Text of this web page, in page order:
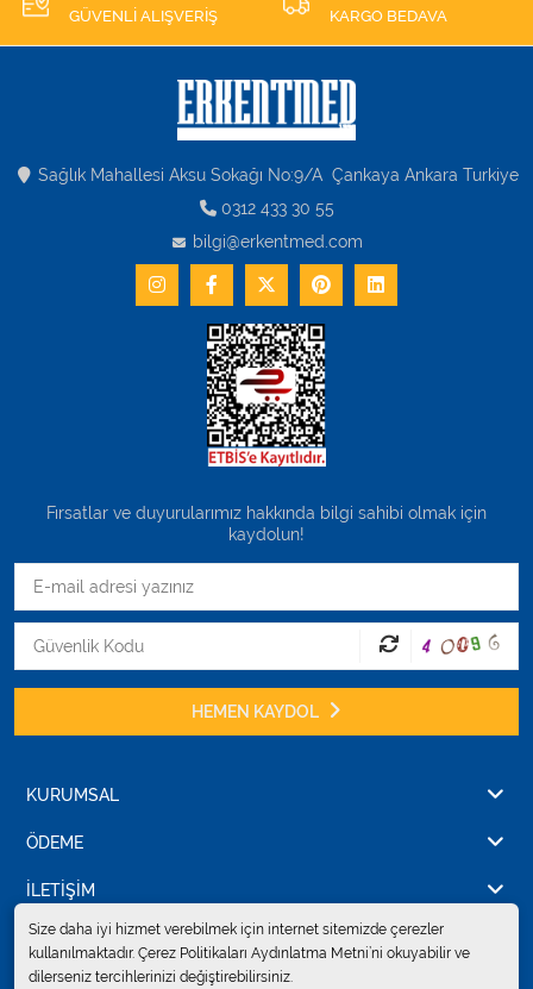
GÜVENLİ ALIŞVERİŞ KARGO BEDAVA
Sağlık Mahallesi Aksu Sokağı No:9/A Çankaya Ankara Turkiye
0312 433 30 55
bilgi@erkentmed.com
Fırsatlar ve duyurularımız hakkında bilgi sahibi olmak için
kaydolun!
HEMEN KAYDOL
KURUMSAL
ÖDEME
İLETİŞİM
© 2024Erkent Sağlık Ürünleri Pazarlama San.ve Tic. Ltd.Şti.
Size daha iyi hizmet verebilmek için internet sitemizde çerezler
kullanılmaktadır. Çerez Politikaları Aydınlatma Metni’ni okuyabilir ve
dilerseniz tercihlerinizi değiştirebilirsiniz.